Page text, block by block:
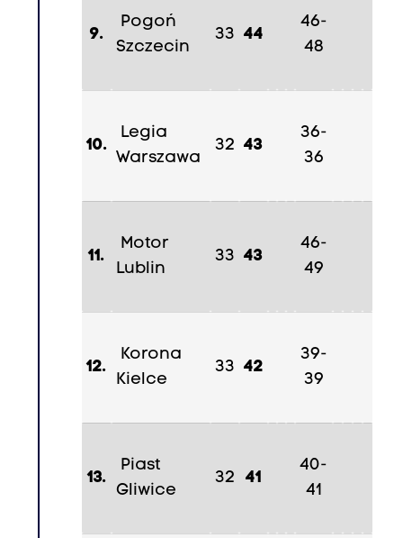
9.
Pogoń
Szczecin
33 44
46-
48
10.
Legia
Warszawa
32 43
36-
36
11.
Motor
Lublin
33 43
46-
49
12.
Korona
Kielce
33 42
39-
39
13.
Piast
Gliwice
32 41
40-
41